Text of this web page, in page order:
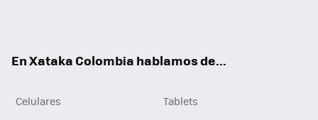
En Xataka Colombia hablamos de...
Celulares
Tablets